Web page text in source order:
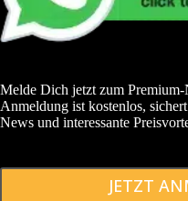
Melde Dich jetzt zum
Anmeldung ist kostenlos,
News und interessante
JETZT